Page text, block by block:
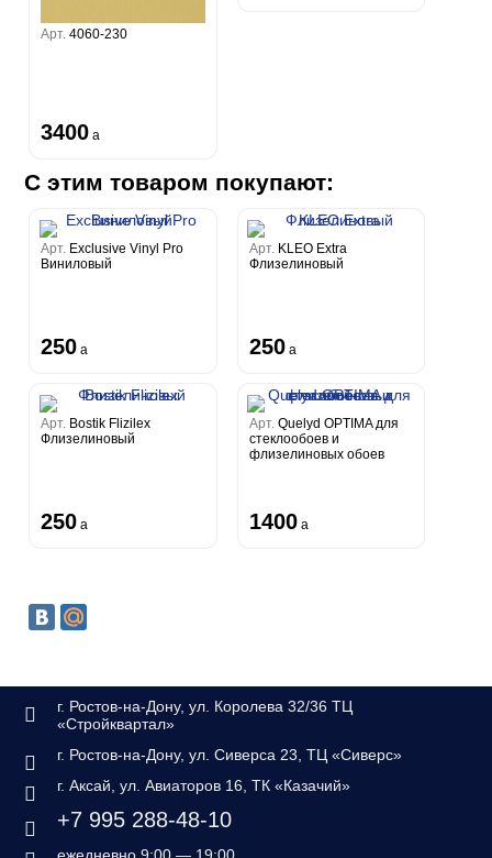
Арт.4060-230
3400 a
С этим товаром покупают:
Арт. Exclusive Vinyl Pro
Виниловый
250 a
Арт. KLEO Extra
Флизелиновый
250 a
Арт. Bostik Flizilex
Флизелиновый
250 a
Арт. Quelyd OPTIMA для
стеклообоев и
флизелиновых обоев
1400 a
г. Ростов-на-Дону, ул. Королева 32/36 ТЦ
«Стройквартал»
г. Ростов-на-Дону, ул. Сиверса 23, ТЦ «Сиверс»
г. Аксай, ул. Авиаторов 16, ТК «Казачий»
+7 995 288-48-10